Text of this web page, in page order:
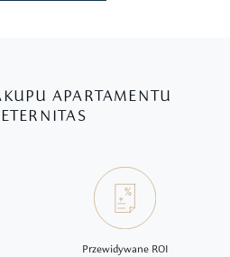
APARTAMENTU
Przewidywane ROI